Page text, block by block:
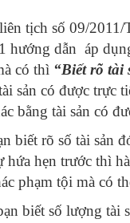
tịch số 09/
hướng dẫn áp
có thì “Biết rõ tài
sản có được trực
bằng tài sản có
biết rõ số tài sản
hứa hẹn trước thì
phạm tội mà có
biết số lượng tài